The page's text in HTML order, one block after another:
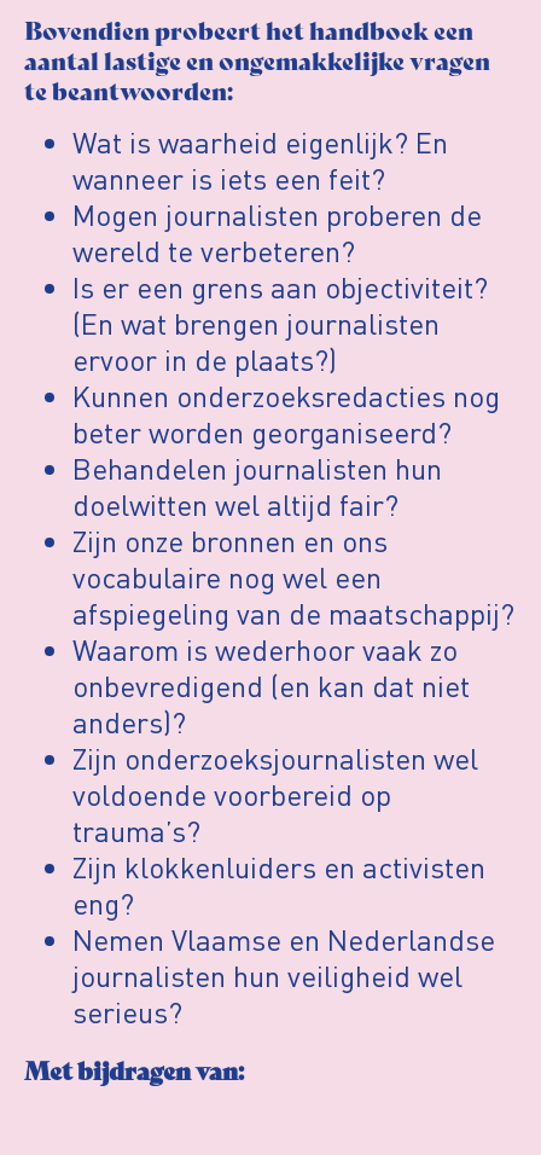
Bovendien probeert het handboek een
aantal lastige en ongemakkelijke vragen
te beantwoorden:
Wat is waarheid eigenlijk? En
wanneer is iets een feit?
Mogen journalisten proberen de
wereld te verbeteren?
Is er een grens aan objectiviteit?
(En wat brengen journalisten
ervoor in de plaats?)
Kunnen onderzoeksredacties nog
beter worden georganiseerd?
Behandelen journalisten hun
doelwitten wel altijd fair?
Zijn onze bronnen en ons
vocabulaire nog wel een
afspiegeling van de maatschappij?
Waarom is wederhoor vaak zo
onbevredigend (en kan dat niet
anders)?
Zijn onderzoeksjournalisten wel
voldoende voorbereid op
trauma’s?
Zijn klokkenluiders en activisten
eng?
Nemen Vlaamse en Nederlandse
journalisten hun veiligheid wel
serieus?
Met bijdragen van: